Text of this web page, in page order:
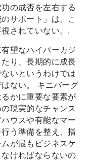
の成否を左右する
サポート」は、こ
されていない。.
望なハイパーカジ
り、長期的に成長
いというわけでは
ない。 キニバーグ
かに重要な要素が
現実的なチャンス
ウスや有能なマー
う準備を整え、指
が最もビジネスケ
ければならないの